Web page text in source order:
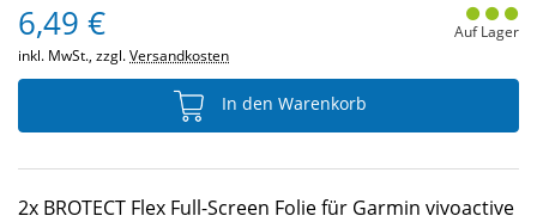
6,49 €
inkl. MwSt., zzgl.Versandkosten
Auf Lager
In den Warenkorb
2x BROTECT Flex Full-Screen Folie für Garmin vivoactive